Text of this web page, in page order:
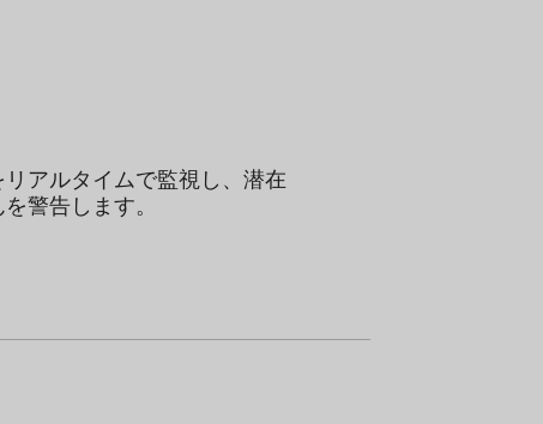
アルタイムで監視し、潜在
警告します。